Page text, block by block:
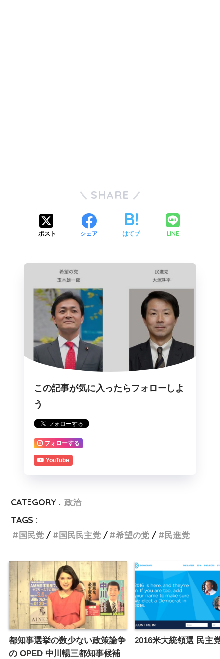
SHARE
ポスト シェア はてブ LINE
この記事が気に入ったらフォローしよ
う
フォローする
YouTube
CATEGORY : 政治
TAGS :
国民党
国民民主党 希望の党 民進党
都知事選挙の数少ない政策論争
の OPED 中川暢三都知事候補
2016米大統領選 民主